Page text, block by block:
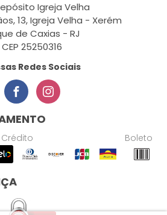
Igreja Velha
13, Igreja Velha - Xerém
de Caxias - RJ
CEP 25250316
Redes Sociais
Crédito Boleto